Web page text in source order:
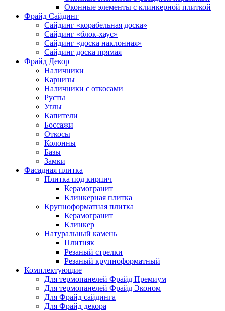
Оконные элементы с клинкерной плиткой
Фрайд Сайдинг
Сайдинг «корабельная доска»
Сайдинг «блок-хаус»
Сайдинг «доска наклонная»
Сайдинг доска прямая
Фрайд Декор
Наличники
Карнизы
Наличники с откосами
Русты
Углы
Капители
Боссажи
Откосы
Колонны
Базы
Замки
Фасадная плитка
Плитка под кирпич
Керамогранит
Клинкерная плитка
Крупноформатная плитка
Керамогранит
Клинкер
Натуральный камень
Плитняк
Резаный стрелки
Резаный крупноформатный
Комплектующие
Для термопанелей Фрайд Премиум
Для термопанелей Фрайд Эконом
Для Фрайд сайдинга
Для Фрайд декора